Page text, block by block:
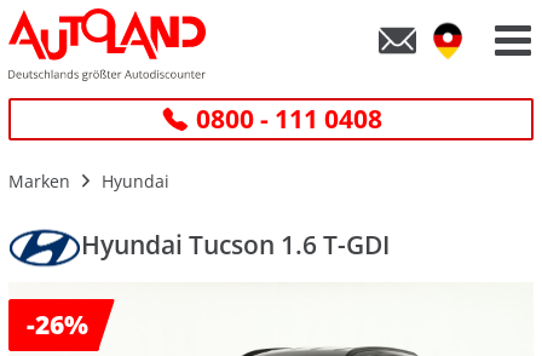
0800 - 111 0408
Marken Hyundai
Hyundai Tucson 1.6 T-GDI
-26%